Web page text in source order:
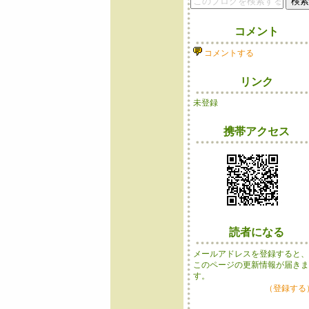
コメント
コメントする
リンク
未登録
携帯アクセス
読者になる
メールアドレスを登録すると、
このページの更新情報が届きま
す。
（登録する）